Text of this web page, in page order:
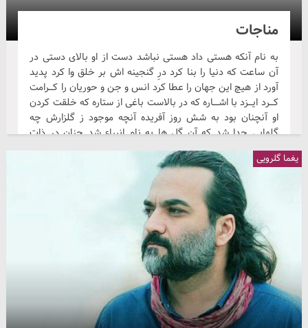
مناجات
به نام آنکه هستی داد هستی نباشد دست از او بالای دستی در
آن ساعت که دنیا را بنا کرد درِ گنجینه اش بر خلق وا کرد پدید
آورد از هیچ این جهان را عطا کرد انس و جن و حوریان را کـــرامت
کـــرد ایـــزد با اشــــاره که در بالاست باغی از ستاره که خلقت کردن
او آنچنان بود به شش روز آفریده آنچه موجود ز گلزارش چه
گلهایی جدا شد که آن گل ها به نام انبیاء شد چنان در ذات
پاکش جلوه گر شد که معصومین پاک...
سکوت
شکسته‌تر شده در شهر، اعتبارِ سکوت دوباره همهمه‌ای خفته در
حصارِ سکوت به نانِ گندمِ ایمان، هجومِ تاول خورد جماعتی شده
درگیرِ انتحارِ سکوت شبی که سفرهٔ خالی، به سفره‌چی می‌گفت:
ببر به حجلهٔ تردید، شاهوارِ سکوت! کدام دست، تبر را به
یغما گلرویی